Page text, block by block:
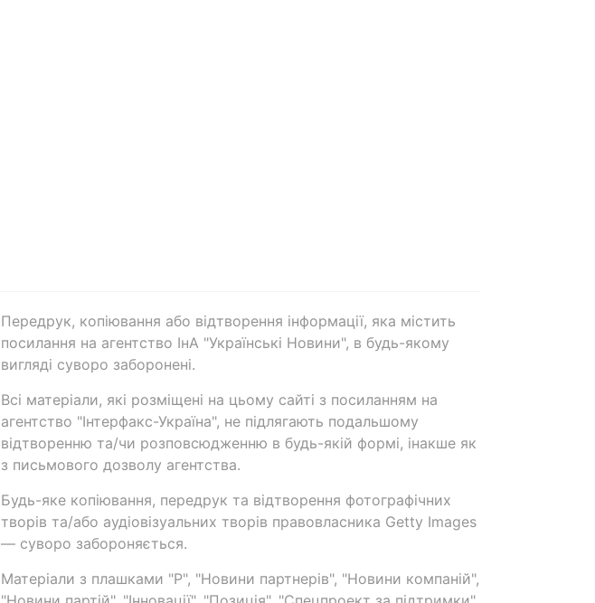
Передрук, копіювання або відтворення інформації, яка містить
посилання на агентство ІнА "Українські Новини", в будь-якому
вигляді суворо заборонені.
Всі матеріали, які розміщені на цьому сайті з посиланням на
агентство "Інтерфакс-Україна", не підлягають подальшому
відтворенню та/чи розповсюдженню в будь-якій формі, інакше як
з письмового дозволу агентства.
Будь-яке копіювання, передрук та відтворення фотографічних
творів та/або аудіовізуальних творів правовласника Getty Images
— суворо забороняється.
Матеріали з плашками "Р", "Новини партнерів", "Новини компаній",